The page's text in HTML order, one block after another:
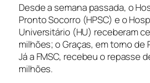
Desde a semana passada, o
Pronto Socorro (HPSC) e o
Universitário (HU) receberam
milhões; o Graças, em torno de
Já a FMSC, recebeu o repasse
milhões.